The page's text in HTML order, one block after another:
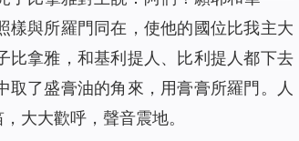
樣與所羅門同在，使他的國位比我主大
比拿雅，和基利提人、比利提人都下去
了盛膏油的角來，用膏膏所羅門。人
大大歡呼，聲音震地。